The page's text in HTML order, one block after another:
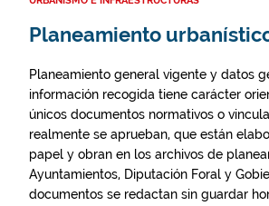
Planeamiento
Planeamiento general vigente y datos
información recogida tiene carácter
únicos documentos normativos o
realmente se aprueban, que están
papel y obran en los archivos de
Ayuntamientos, Diputación Foral y
documentos se redactan sin guardar